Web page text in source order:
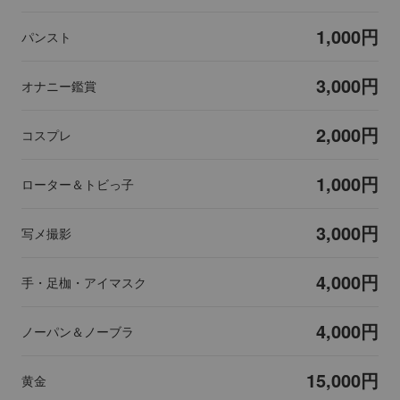
パンスト 1,000円
オナニー鑑賞 3,000円
コスプレ 2,000円
ローター＆トビっ子 1,000円
写メ撮影 3,000円
手・足枷・アイマスク 4,000円
ノーパン＆ノーブラ 4,000円
黄金 15,000円